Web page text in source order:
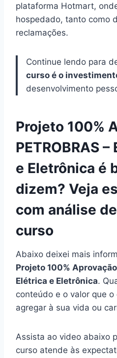
plataforma Hotmart,
hospedado, tanto como
reclamações.
Continue lendo para
curso é o
desenvolvimento
Projeto 100%
PETROBRAS
e Eletrônica é
dizem? Veja
com análise
curso
Abaixo deixei mais
Projeto 100% Aprovação
Elétrica e Eletrônica.
conteúdo e o valor que
agregar à sua vida ou
Assista ao video abaixo
curso atende às